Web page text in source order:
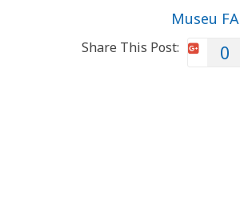
Museu
Share This Post: 0